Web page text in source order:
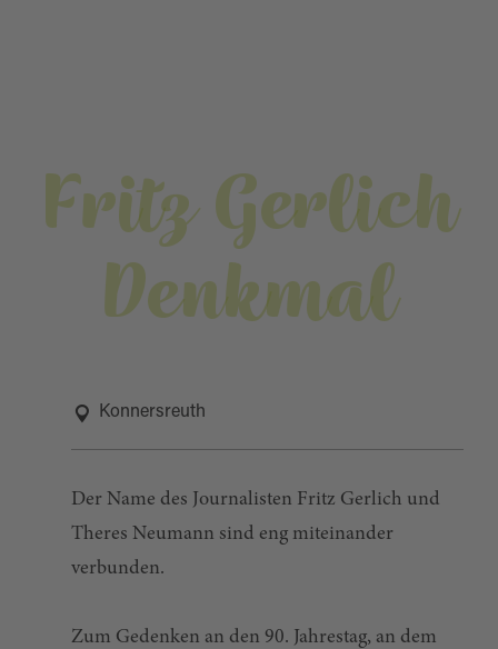
Fritz Gerlich
Denkmal
Konnersreuth
Der Name des Journalisten Fritz Gerlich und
Theres Neumann sind eng miteinander
verbunden.
Zum Gedenken an den 90. Jahrestag, an dem